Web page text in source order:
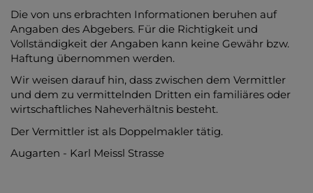
Die von uns erbrachten Informationen beruhen auf
Angaben des Abgebers. Für die Richtigkeit und
Vollständigkeit der Angaben kann keine Gewähr bzw.
Haftung übernommen werden.
Wir weisen darauf hin, dass zwischen dem Vermittler
und dem zu vermittelnden Dritten ein familiäres oder
wirtschaftliches Naheverhältnis besteht.
Der Vermittler ist als Doppelmakler tätig.
Augarten - Karl Meissl Strasse